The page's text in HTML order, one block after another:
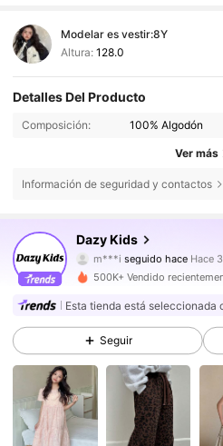
Modelar es vestir:8Y
Altura: 128.0
Detalles Del Producto
Composición: 100% Algodón
Ver más
Información de seguridad y contactos
Dazy Kids
m***i seguido hace
h***mestá navegando
4,88
160K Seguidores
4,88 160K Seguidores
4,88 160K Seguidores
500K+ Vendido
Esta tienda está seleccionada
Seguir